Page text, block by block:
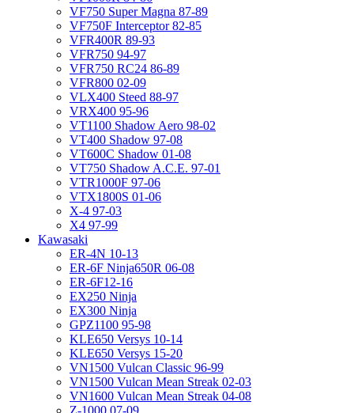
VF750 Super Magna 87-89
VF750F Interceptor 82-85
VFR400R 89-93
VFR750 94-97
VFR750 RC24 86-89
VFR800 02-09
VLX400 Steed 88-97
VRX400 95-96
VT1100 Shadow Aero 98-02
VT400 Shadow 97-08
VT600C Shadow 01-08
VT750 Shadow A.C.E. 97-01
VTR1000F 97-06
VTX1800S 01-06
X-4 97-03
X4 97-99
Kawasaki
ER-4N 10-13
ER-6F Ninja650R 06-08
ER-6F12-16
EX250 Ninja
EX300 Ninja
GPZ1100 95-98
KLE650 Versys 10-14
KLE650 Versys 15-20
VN1500 Vulcan Classic 96-99
VN1500 Vulcan Mean Streak 02-03
VN1600 Vulcan Mean Streak 04-08